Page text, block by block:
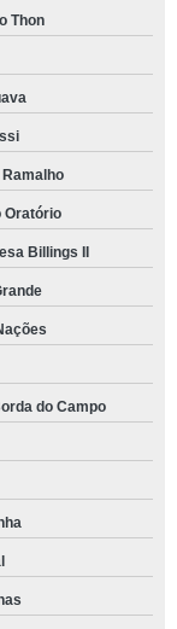
Thon
Oratório
Billings II
do Campo